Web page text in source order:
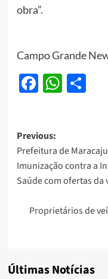
obra”.
Campo Grande
Facebook
Post
navigation
Previous:
Prefeitura de
Imunização contra a
Saúde com ofertas da
Proprietários de
Últimas Notícias